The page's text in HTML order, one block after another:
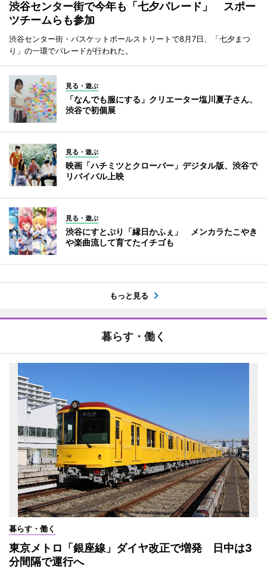
渋谷センター街で今年も「七夕パレード」 スポー
ツチームらも参加
渋谷センター街・バスケットボールストリートで8月7日、「七夕まつ
り」の一環でパレードが行われた。
見る・遊ぶ
「なんでも服にする」クリエーター塩川夏子さん、
渋谷で初個展
見る・遊ぶ
映画「ハチミツとクローバー」デジタル版、渋谷で
リバイバル上映
見る・遊ぶ
渋谷にすとぷり「縁日かふぇ」 メンカラたこやき
や楽曲流して育てたイチゴも
もっと見る
暮らす・働く
暮らす・働く
東京メトロ「銀座線」ダイヤ改正で増発 日中は3
分間隔で運行へ